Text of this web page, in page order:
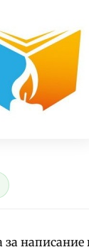
за написание